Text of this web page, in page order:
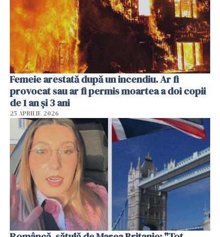
Femeie arestată după un incendiu. Ar fi
provocat sau ar fi permis moartea a doi copii
de 1 an și 3 ani
25 APRILIE 2026